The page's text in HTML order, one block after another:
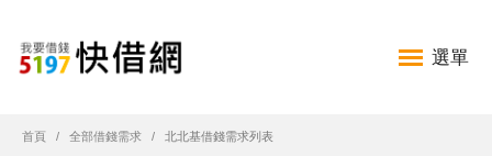
選單
首頁 全部借錢需求 北北基借錢需求列表